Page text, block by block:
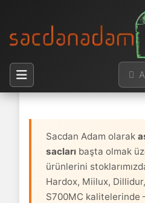
Arama
Buradasınız:
Sacdan Adam olarak
sacları başta olmak
ürünlerini
Hardox, Miilux,
S700MC kalitelerinde